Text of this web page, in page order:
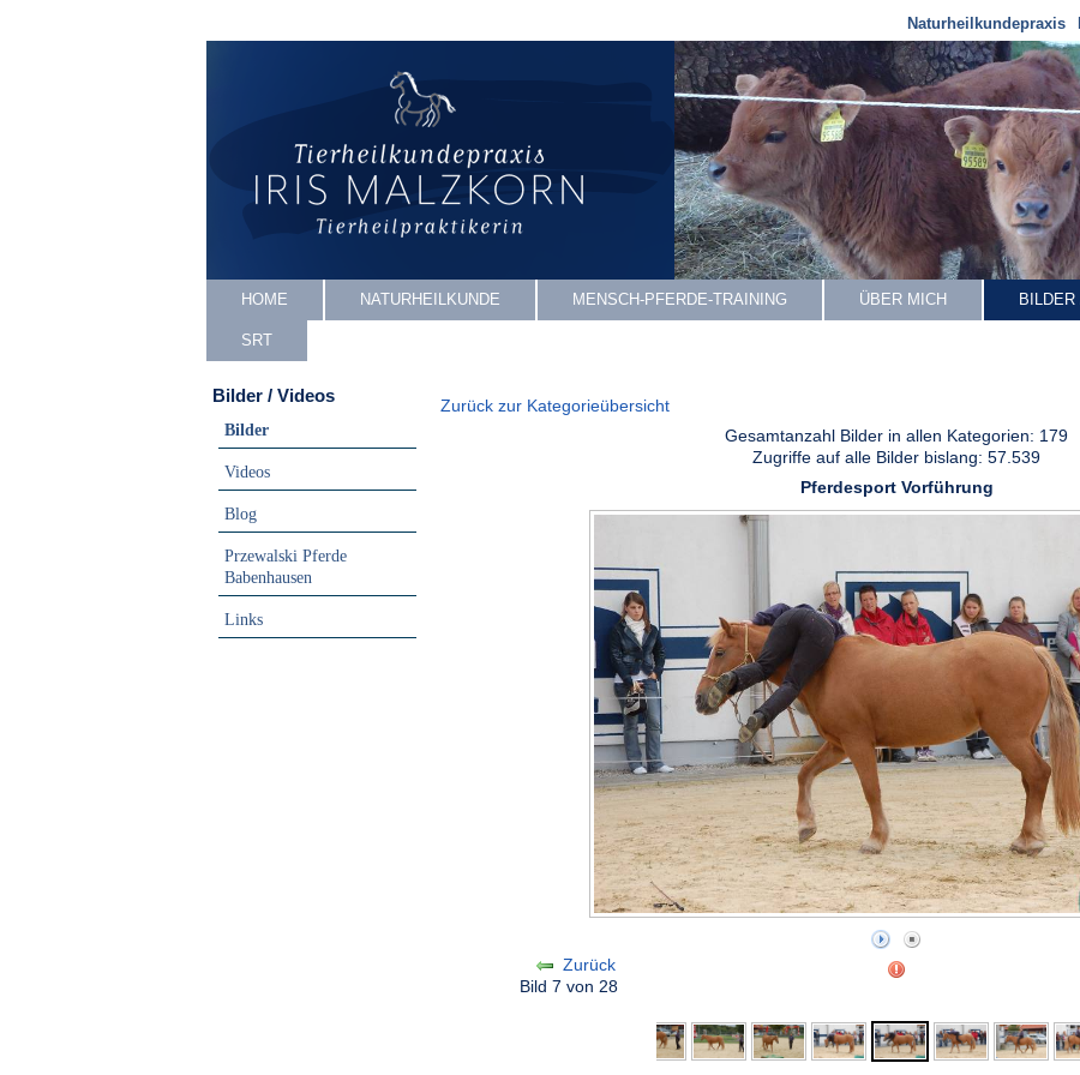
Naturheilkundepraxis
HOME NATURHEILKUNDE MENSCH-PFERDE-TRAINING ÜBER MICH
SRT
Bilder / Videos
Bilder
Videos
Blog
Przewalski Pferde
Babenhausen
Links
Zurück zur Kategorieübersicht
Gesamtanzahl Bilder in allen Kategorien: 179
Zugriffe auf alle Bilder bislang: 57.539
Pferdesport Vorführung
Zurück
Bild 7 von 28